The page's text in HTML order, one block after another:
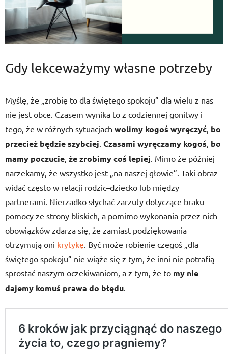
Gdy lekceważymy własne potrzeby
Myślę, że „zrobię to dla świętego spokoju” dla wielu z nas
nie jest obce. Czasem wynika to z codziennej gonitwy i
tego, że w różnych sytuacjach wolimy kogoś wyręczyć, bo
przecież będzie szybciej. Czasami wyręczamy kogoś, bo
mamy poczucie, że zrobimy coś lepiej. Mimo że później
narzekamy, że wszystko jest „na naszej głowie”. Taki obraz
widać często w relacji rodzic–dziecko lub między
partnerami. Nierzadko słychać zarzuty dotyczące braku
pomocy ze strony bliskich, a pomimo wykonania przez nich
obowiązków zdarza się, że zamiast podziękowania
otrzymują oni krytykę. Być może robienie czegoś „dla
świętego spokoju” nie wiąże się z tym, że inni nie potrafią
sprostać naszym oczekiwaniom, a z tym, że to my nie
dajemy komuś prawa do błędu.